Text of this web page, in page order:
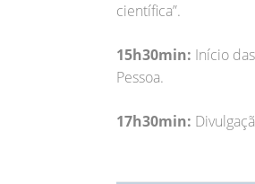
científica”.
15h30min: Início
Pessoa.
17h30min: